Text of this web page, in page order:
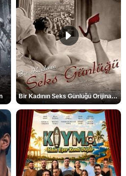
Bir Kadının Seks Günlüğü Orijinal Fragman